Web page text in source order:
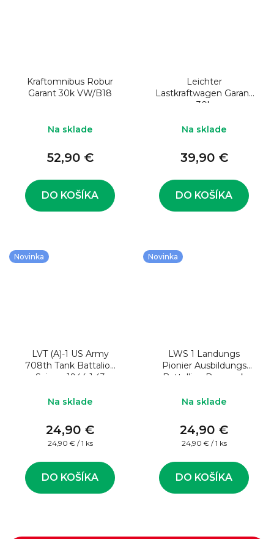
Kraftomnibus Robur
Garant 30k VW/B18
Na sklade
52,90 €
DO KOŠÍKA
Leichter
Lastkraftwagen Garant
30k
Na sklade
39,90 €
DO KOŠÍKA
Novinka
LVT (A)-1 US Army
708th Tank Battalion
Saipen 1944 1:43
Na sklade
24,90 €
Jednotková
24,90 € / 1 ks
DO KOŠÍKA
Novinka
LWS 1 Landungs
Pionier Ausbildungs
Battallion Denmark
Na sklade
24,90 €
Jednotková
24,90 € / 1 ks
DO KOŠÍKA